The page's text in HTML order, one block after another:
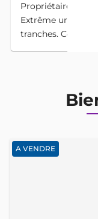
Propriétaire
Extrême urgence
tranches.
A VENDRE